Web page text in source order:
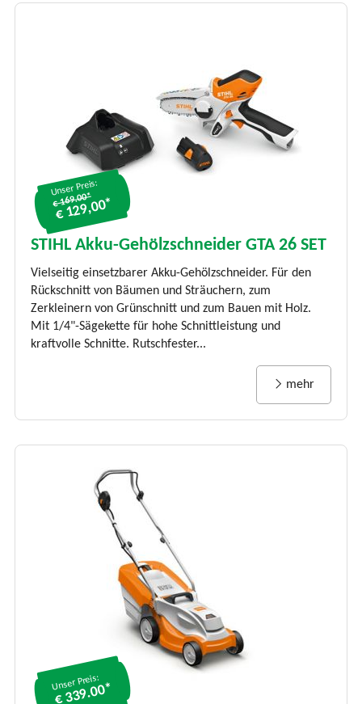
Unser Preis:
€ 169.00*
€ 129,00*
STIHL Akku-Gehölzschneider GTA 26 SET
Vielseitig einsetzbarer Akku-Gehölzschneider. Für den
Rückschnitt von Bäumen und Sträuchern, zum
Zerkleinern von Grünschnitt und zum Bauen mit Holz.
Mit 1/4"-Sägekette für hohe Schnittleistung und
kraftvolle Schnitte. Rutschfester...
mehr
Unser Preis:
€ 339.00*